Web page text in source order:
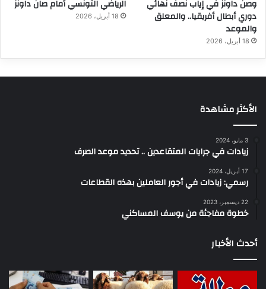
وصن داونز في إياب نصف نهائي
دوري أبطال أفريقيا.. والمعلق
والموعد
18 أبريل، 2026
الرياضي التونسي أمام صان داونز
18 أبريل، 2026
الأكثر مشاهدة
3 مايو، 2024
زيادات في جرايات المتقاعدين .. تحديد موعد الصرف
17 أبريل، 2024
رسمي: زيادات في أجور العاملين بهذه القطاعات
22 ديسمبر، 2023
خطوة مفاجئة من يوسف المساكني
أحدث الأخبار